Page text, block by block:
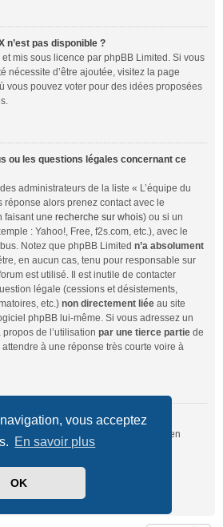
vous acceptez
En savoir plus
OK
n’est pas disponible ?
mis sous licence par phpBB Limited. Si vous
nécessite d’être ajoutée, visitez la page
vous pouvez voter pour des idées proposées
ou les questions légales concernant ce
administrateurs de la liste « L’équipe du
réponse alors prenez contact avec le
faisant une recherche sur whois) ou si un
: Yahoo!, Free, f2s.com, etc.), avec le
Notez que phpBB Limited n’a absolument
en aucun cas, tenu pour responsable sur
est utilisé. Il est inutile de contacter
légale (cessions et désistements,
etc.) non directement liée au site
phpBB lui-même. Si vous adressez un
de l’utilisation par une tierce partie de
à une réponse très courte voire à
un administrateur du forum ?
du forum, vous pouvez utiliser le lien
a été activé par un administrateur.